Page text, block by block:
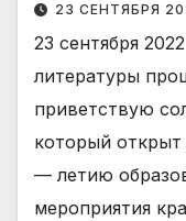
23 СЕНТЯБРЯ
23 сентября
литературы
приветствую
который
— летию
мероприятия